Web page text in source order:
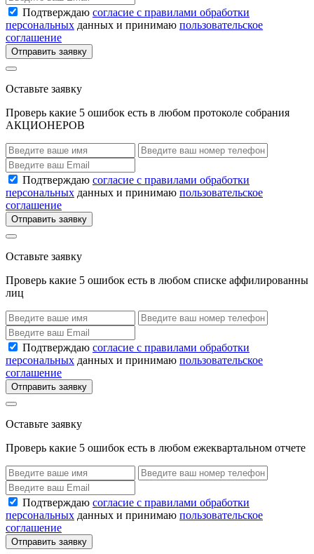
Подтверждаю согласие с правилами обработки
персональных данных и принимаю пользовательское
соглашение
Отправить заявку
Оставьте заявку
Проверь какие 5 ошибок есть в любом протоколе собрания
АКЦИОНЕРОВ
Подтверждаю согласие с правилами обработки
персональных данных и принимаю пользовательское
соглашение
Отправить заявку
Оставьте заявку
Проверь какие 5 ошибок есть в любом списке аффилированны
лиц
Подтверждаю согласие с правилами обработки
персональных данных и принимаю пользовательское
соглашение
Отправить заявку
Оставьте заявку
Проверь какие 5 ошибок есть в любом ежеквартальном отчете
Подтверждаю согласие с правилами обработки
персональных данных и принимаю пользовательское
соглашение
Отправить заявку